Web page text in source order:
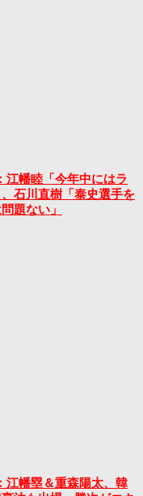
江幡睦「今年中にはラ
石川直樹「泰史選手を
題ない」
江幡塁＆重森陽太、韓